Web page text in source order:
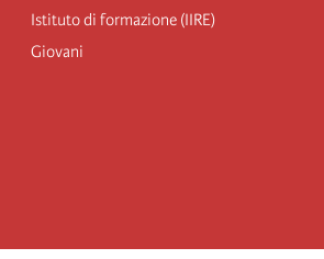
Istituto di formazione (IIRE)
Giovani